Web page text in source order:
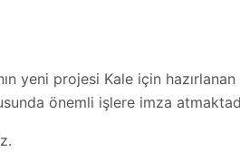
yeni projesi Kale için
önemli işlere imza